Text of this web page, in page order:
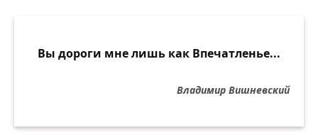
Вы дороги мне лишь как Впечатленье...
Владимир Вишневский